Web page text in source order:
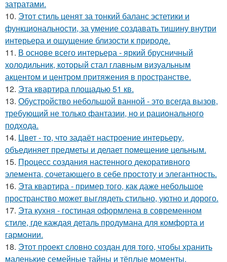
затратами.
10. Этот стиль ценят за тонкий баланс эстетики и
функциональности, за умение создавать тишину внутри
интерьера и ощущение близости к природе.
11. В основе всего интерьера - яркий брусничный
холодильник, который стал главным визуальным
акцентом и центром притяжения в пространстве.
12. Эта квартира площадью 51 кв.
13. Обустройство небольшой ванной - это всегда вызов,
требующий не только фантазии, но и рационального
подхода.
14. Цвет - то, что задаёт настроение интерьеру,
объединяет предметы и делает помещение цельным.
15. Процесс создания настенного декоративного
элемента, сочетающего в себе простоту и элегантность.
16. Эта квартира - пример того, как даже небольшое
пространство может выглядеть стильно, уютно и дорого.
17. Эта кухня - гостиная оформлена в современном
стиле, где каждая деталь продумана для комфорта и
гармонии.
18. Этот проект словно создан для того, чтобы хранить
маленькие семейные тайны и тёплые моменты.